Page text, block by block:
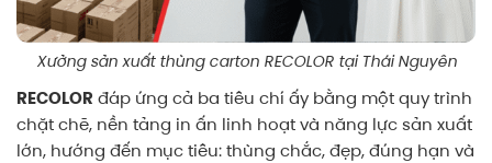
Xưởng sản xuất thùng carton RECOLOR tại Thái Nguyên
RECOLOR đáp ứng cả ba tiêu chí ấy bằng một quy trình
chặt chẽ, nền tảng in ấn linh hoạt và năng lực sản xuất
lớn, hướng đến mục tiêu: thùng chắc, đẹp, đúng hạn và